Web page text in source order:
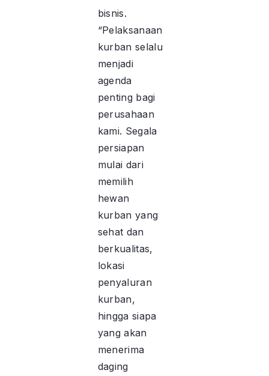
bisnis.
“Pelaksanaan
kurban selalu
menjadi
agenda
penting bagi
perusahaan
kami. Segala
persiapan
mulai dari
memilih
hewan
kurban yang
sehat dan
berkualitas,
lokasi
penyaluran
kurban,
hingga siapa
yang akan
menerima
daging